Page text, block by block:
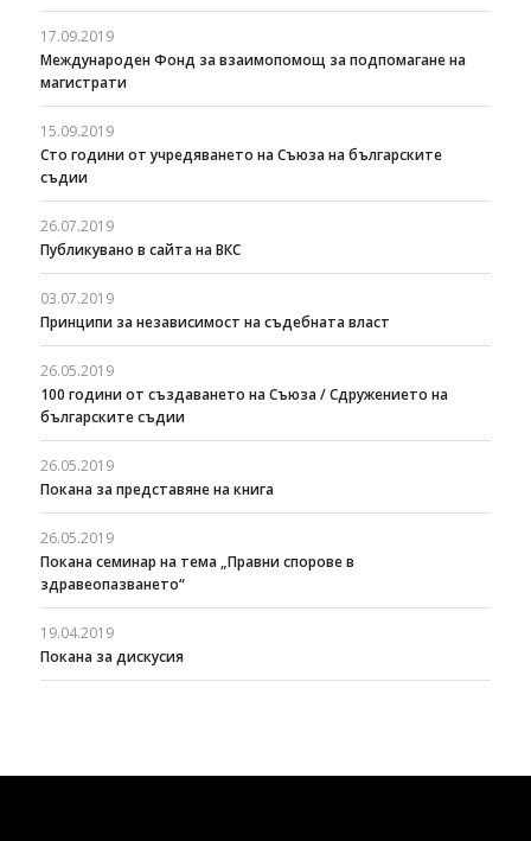
17.09.2019
Международен Фонд за взаимопомощ за подпомагане на
магистрати
15.09.2019
Сто години от учредяването на Съюза на българските
съдии
26.07.2019
Публикувано в сайта на ВКС
03.07.2019
Принципи за независимост на съдебната власт
26.05.2019
100 години от създаването на Съюза / Сдружението на
българските съдии
26.05.2019
Покана за представяне на книга
26.05.2019
Покана семинар на тема „Правни спорове в
здравеопазването“
19.04.2019
Покана за дискусия